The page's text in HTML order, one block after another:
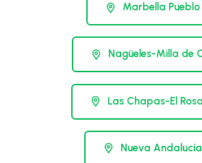
Marbella Pueblo
Nagüeles-Milla de
Las Chapas-El
Nueva Andalucía